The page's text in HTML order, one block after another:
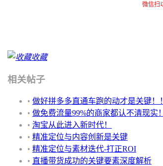
微信扫
收藏
相关帖子
• 做好拼多多直通车跑的动才是关键！！
• 做免费流量99%的商家都认不清现实
• 淘宝从此进入新时代！
• 精准定位与内容创新是关键
• 精准定位与素材迭代-打正ROI
• 直播带货成功的关键要素深度解析